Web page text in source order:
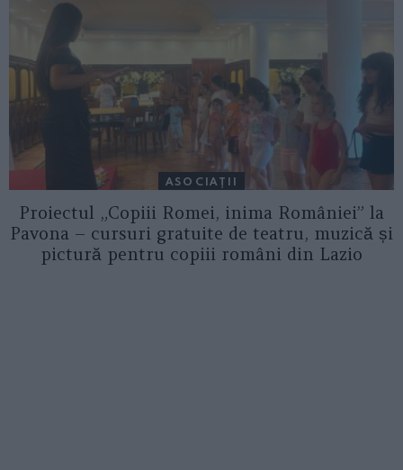
ASOCIAŢII
Proiectul „Copiii Romei, inima României” la
Pavona – cursuri gratuite de teatru, muzică și
pictură pentru copiii români din Lazio